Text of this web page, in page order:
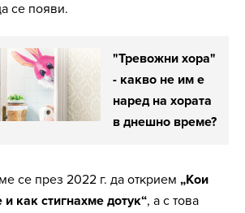
се появи.
"Тревожни хора"
- какво не им е
наред на хората
в днешно време?
се през 2022 г. да открием „Кои
как стигнахме дотук“, а с това